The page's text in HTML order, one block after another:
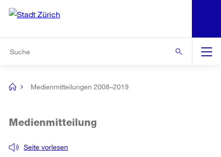
Navigation
[no
Medienmitteilungen 2008–2019
Seite vorlesen
Medienmitteilung